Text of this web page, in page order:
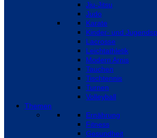
Jiu-Jitsu
Judo
Karate
Kinder- und
Lacrosse
Leichtathletik
Modern Arnis
Tauchen
Tischtennis
Turnen
Volleyball
Themen
Ernährung
Fitness
Gesundheit